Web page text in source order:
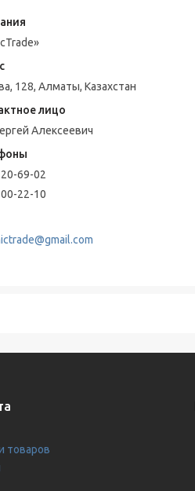
128, Алматы, Казахстан
Алексеевич
69-02
22-10
товаров